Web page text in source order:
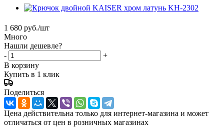
1 680 руб./шт
Много
Нашли дешевле?
-
+
В корзину
Купить в 1 клик
Поделиться
Цена действительна только для интернет-магазина и может
отличаться от цен в розничных магазинах